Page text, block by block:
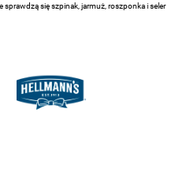
się szpinak, jarmuż, roszponka i seler